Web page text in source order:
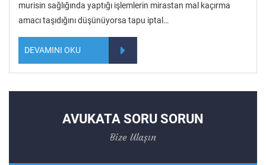
murisin sağlığında yaptığı işlemlerin mirastan mal kaçırma
amacı taşıdığını düşünüyorsa tapu iptal…
DEVAMINI OKU
AVUKATA SORU SORUN
Bize Ulaşın